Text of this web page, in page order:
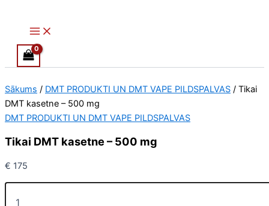
content
Sākums / DMT PRODUKTI UN DMT VAPE PILDSPALVAS / Tikai
DMT kasetne – 500 mg
DMT PRODUKTI UN DMT VAPE PILDSPALVAS
Tikai DMT kasetne – 500 mg
€ 175
kasetne
mg
options
be